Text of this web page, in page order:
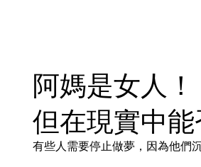
阿媽是女人
但在現實中
有些人需要停止做夢，因為他們